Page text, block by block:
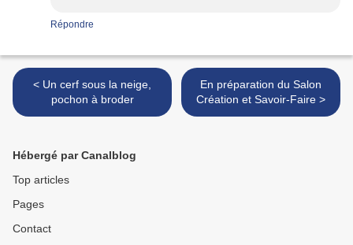
Répondre
< Un cerf sous la neige,
pochon à broder
En préparation du Salon
Création et Savoir-Faire >
Hébergé par Canalblog
Top articles
Pages
Contact